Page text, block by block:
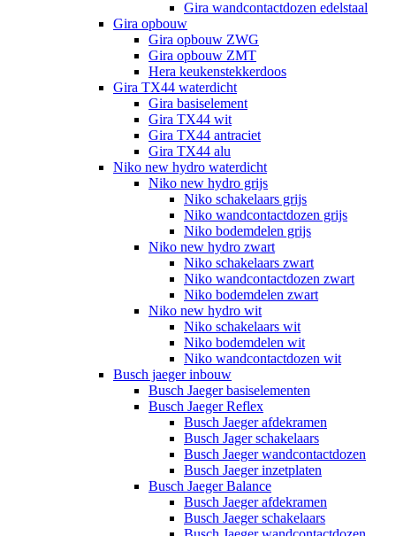
Gira wandcontactdozen edelstaal
Gira opbouw
Gira opbouw ZWG
Gira opbouw ZMT
Hera keukenstekkerdoos
Gira TX44 waterdicht
Gira basiselement
Gira TX44 wit
Gira TX44 antraciet
Gira TX44 alu
Niko new hydro waterdicht
Niko new hydro grijs
Niko schakelaars grijs
Niko wandcontactdozen grijs
Niko bodemdelen grijs
Niko new hydro zwart
Niko schakelaars zwart
Niko wandcontactdozen zwart
Niko bodemdelen zwart
Niko new hydro wit
Niko schakelaars wit
Niko bodemdelen wit
Niko wandcontactdozen wit
Busch jaeger inbouw
Busch Jaeger basiselementen
Busch Jaeger Reflex
Busch Jaeger afdekramen
Busch Jager schakelaars
Busch Jaeger wandcontactdozen
Busch Jaeger inzetplaten
Busch Jaeger Balance
Busch Jaeger afdekramen
Busch Jaeger schakelaars